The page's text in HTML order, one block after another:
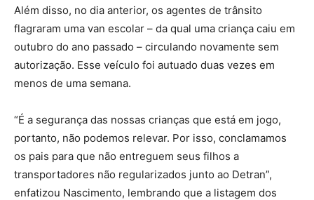
Além disso, no dia anterior, os agentes de trânsito
flagraram uma van escolar – da qual uma criança caiu em
outubro do ano passado – circulando novamente sem
autorização. Esse veículo foi autuado duas vezes em
menos de uma semana.
“É a segurança das nossas crianças que está em jogo,
portanto, não podemos relevar. Por isso, conclamamos
os pais para que não entreguem seus filhos a
transportadores não regularizados junto ao Detran”,
enfatizou Nascimento, lembrando que a listagem dos